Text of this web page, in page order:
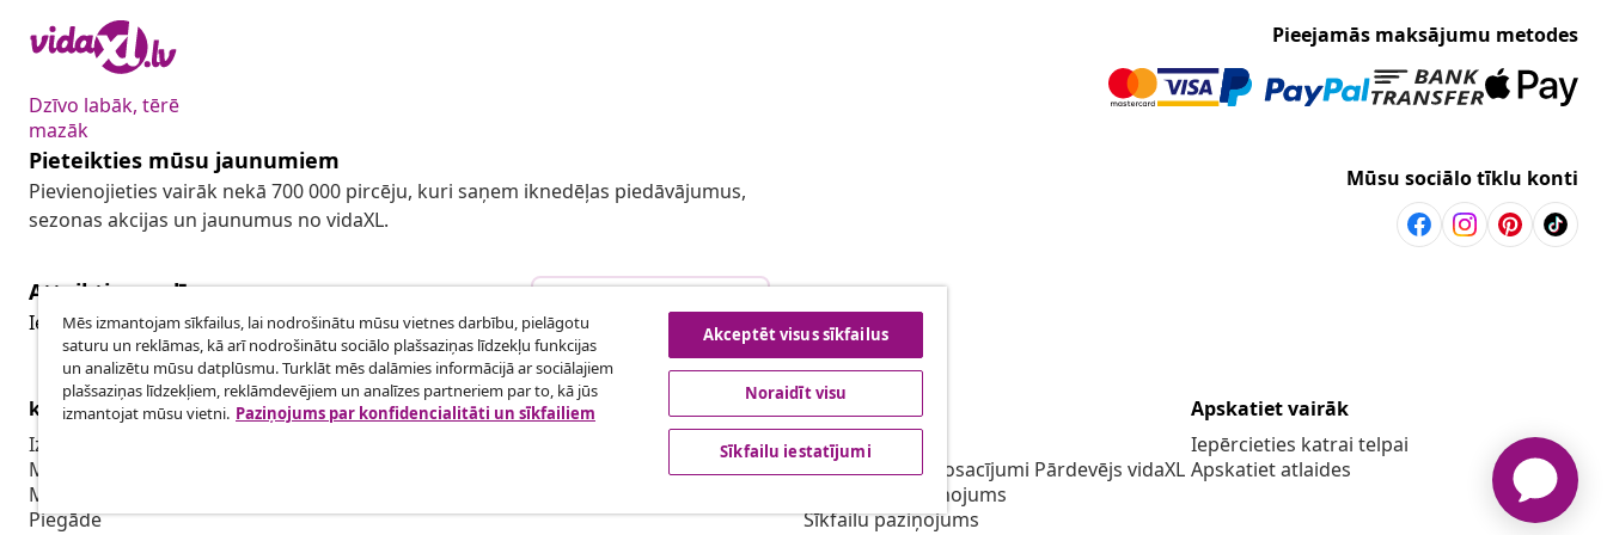
Dzīvo labāk, tērē
mazāk
Pieejamās maksājumu metodes
Pieteikties mūsu jaunumiem
Pievienojieties vairāk nekā 700 000 pircēju, kuri saņem iknedēļas piedāvājumus,
sezonas akcijas un jaunumus no vidaXL.
Mūsu sociālo tīklu konti
Atteikties no līguma
Iesniegt pieprasījumu par atteikšanos no pasūtījuma.
Atteikties no līguma
klientu apkalpoanaš
Izsekot savu pasūtījumu
Mans konts
Maksājums
Piegāde
Uzņēmējdarbība
vidaXL
Par vidaXL
Noteikumi un nosacījumi Pārdevējs vidaXL
Privātuma paziņojums
Sīkfailu paziņojums
Apskatiet vairāk
Iepērcieties katrai telpai
Apskatiet atlaides
Mēs izmantojam sīkfailus, lai nodrošinātu mūsu vietnes darbību, pielāgotu
saturu un reklāmas, kā arī nodrošinātu sociālo plašsaziņas līdzekļu funkcijas
un analizētu mūsu datplūsmu. Turklāt mēs dalāmies informācijā ar sociālajiem
plašsaziņas līdzekļiem, reklāmdevējiem un analīzes partneriem par to, kā jūs
izmantojat mūsu vietni. Paziņojums par konfidencialitāti un sīkfailiem
Akceptēt visus sīkfailus
Noraidīt visu
Sīkfailu iestatījumi